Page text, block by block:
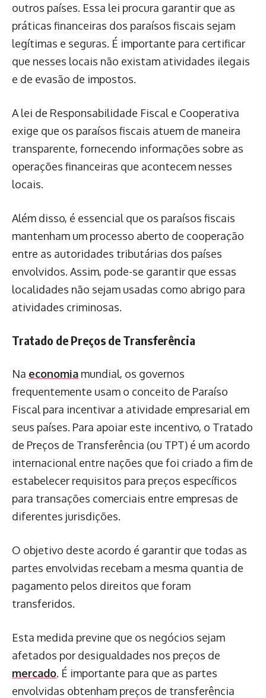
outros países. Essa lei procura garantir que as
práticas financeiras dos paraísos fiscais sejam
legítimas e seguras. É importante para certificar
que nesses locais não existam atividades ilegais
e de evasão de impostos.
A lei de Responsabilidade Fiscal e Cooperativa
exige que os paraísos fiscais atuem de maneira
transparente, fornecendo informações sobre as
operações financeiras que acontecem nesses
locais.
Além disso, é essencial que os paraísos fiscais
mantenham um processo aberto de cooperação
entre as autoridades tributárias dos países
envolvidos. Assim, pode-se garantir que essas
localidades não sejam usadas como abrigo para
atividades criminosas.
Tratado de Preços de Transferência
Na economia mundial, os governos
frequentemente usam o conceito de Paraíso
Fiscal para incentivar a atividade empresarial em
seus países. Para apoiar este incentivo, o Tratado
de Preços de Transferência (ou TPT) é um acordo
internacional entre nações que foi criado a fim de
estabelecer requisitos para preços específicos
para transações comerciais entre empresas de
diferentes jurisdições.
O objetivo deste acordo é garantir que todas as
partes envolvidas recebam a mesma quantia de
pagamento pelos direitos que foram
transferidos.
Esta medida previne que os negócios sejam
afetados por desigualdades nos preços de
mercado. É importante para que as partes
envolvidas obtenham preços de transferência